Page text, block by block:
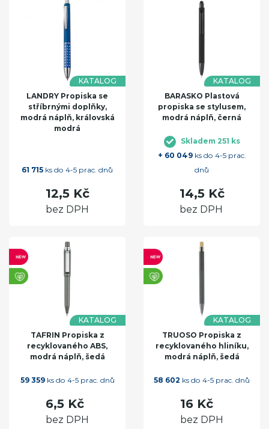
KATALOG
LANDRY Propiska se
stříbrnými doplňky,
modrá náplň, královská
modrá
61 715 ks do 4-5 prac. dnů
12,5 Kč
bez DPH
KATALOG
BARASKO Plastová
propiska se stylusem,
modrá náplň, černá
Skladem 251 ks
+ 60 049ks do 4-5 prac.
dnů
14,5 Kč
bez DPH
KATALOG
TAFRIN Propiska z
recyklovaného ABS,
modrá náplň, šedá
59 359ks do 4-5 prac. dnů
6,5 Kč
bez DPH
KATALOG
TRUOSO Propiska z
recyklovaného hliníku,
modrá náplň, šedá
58 602 ks do 4-5 prac. dnů
16 Kč
bez DPH